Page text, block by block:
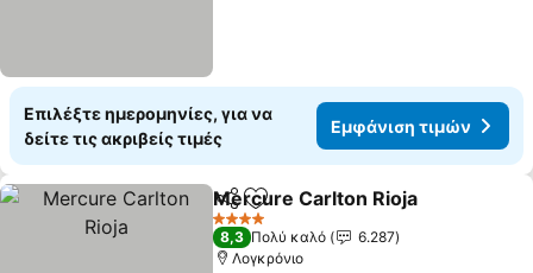
Επιλέξτε ημερομηνίες, για να
δείτε τις ακριβείς τιμές
Εμφάνιση τιμών
Κοινοποίηση
Προσθήκη στα αγαπημένα
Mercure Carlton Rioja
4 Αστέρια
8,3 Πολύ καλό
6.287
Λογκρόνιο